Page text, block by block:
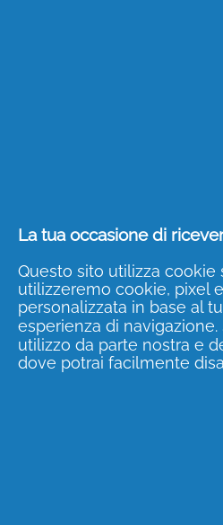
La tua occasione di
Questo sito utilizza
utilizzeremo cookie, pixel
personalizzata in base al
esperienza di
utilizzo da parte nostra e
dove potrai facilmente